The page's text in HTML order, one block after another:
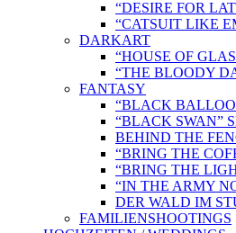
“DESIRE FOR
“CATSUIT LIKE
DARKART
“HOUSE OF
“THE BLOODY
FANTASY
“BLACK
“BLACK SWAN”
BEHIND THE
“BRING THE
“BRING THE
“IN THE ARMY
DER WALD IM
FAMILIENSHOOTINGS